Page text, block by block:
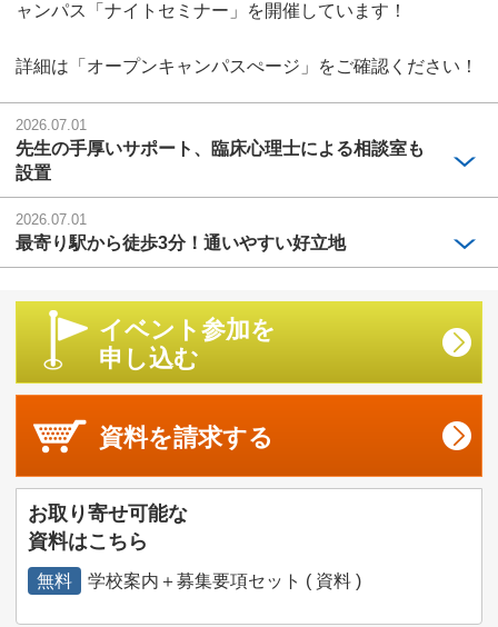
ャンパス「ナイトセミナー」を開催しています！
詳細は「オープンキャンパスぺージ」をご確認ください！
2026.07.01
先生の手厚いサポート、臨床心理士による相談室も
設置
2026.07.01
最寄り駅から徒歩3分！通いやすい好立地
イベント参加を
申し込む
資料を請求する
お取り寄せ可能な
資料はこちら
無料 学校案内＋募集要項セット ( 資料 )